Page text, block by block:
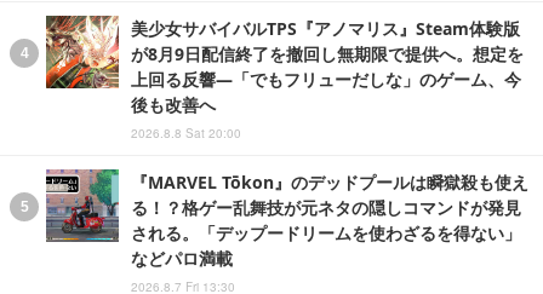
美少女サバイバルTPS『アノマリス』Steam体験版
が8月9日配信終了を撤回し無期限で提供へ。想定を
上回る反響―「でもフリューだしな」のゲーム、今
後も改善へ
2026.8.8 Sat 20:00
『MARVEL Tōkon』のデッドプールは瞬獄殺も使え
る！？格ゲー乱舞技が元ネタの隠しコマンドが発見
される。「デップードリームを使わざるを得ない」
などパロ満載
2026.8.7 Fri 13:30